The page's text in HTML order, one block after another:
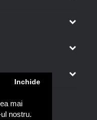
mai
nostru.
Inchide